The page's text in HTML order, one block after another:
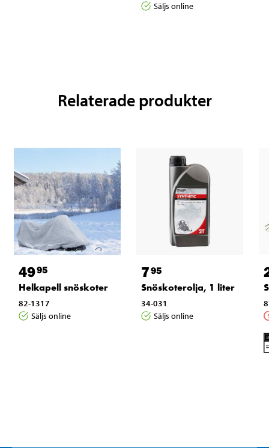
Säljs online
Relaterade produkter
4995
Helkapell snöskoter
82-1317
Säljs online
795
Snöskoterolja, 1 liter
34-031
Säljs online